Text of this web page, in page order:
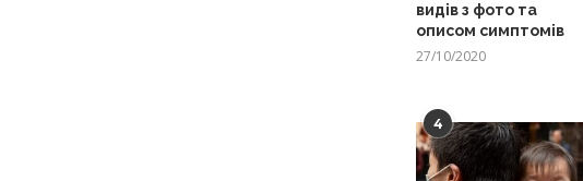
видів з фото та
описом симптомів
27/10/2020
4